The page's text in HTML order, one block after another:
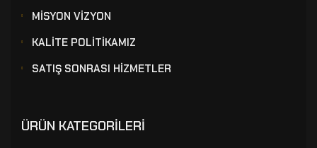
MİSYON VİZYON
KALİTE POLİTİKAMIZ
SATIŞ SONRASI HİZMETLER
ÜRÜN KATEGORİLERİ